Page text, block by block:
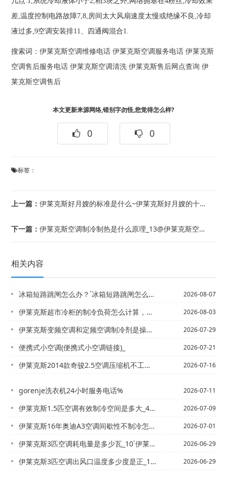
差,温度控制电路故障7,8,房间太大风扇速度太慢或绝缘不良,冷却
液过多,9空调安装排11、四通阀混合1.
搜索词：伊莱克斯空调维修电话 伊莱克斯空调服务电话 伊莱克斯
空调售后服务电话 伊莱克斯空调清洗 伊莱克斯售后网点查询 伊
莱克斯空调售后
本文更新来源网络,错别字勿怪,您觉得怎么样?
0 0
标签：
上一篇：伊莱克斯好月嫂的标准是什么~伊莱克斯好月嫂的十大特征
下一篇：伊莱克斯空调制冷制热是什么原理_13@伊莱克斯空调制冷制热是什么原理_14
相关内容
冰箱短路跳闸怎么办？`冰箱短路跳闸怎么回事？一般有三个原因 2026-08-07
伊莱克斯超市冷柜的制冷负荷怎么计算，车底滴水是空调水吗 2026-08-03
伊莱克斯变频空调和定频空调制冷剂是操作有什么不同？_1）伊莱克斯变频空调和定频空... 2026-07-29
便携式小空调(便携式小空调链接)_ 2026-07-21
伊莱克斯2014款奇骏2.5空调压缩机不工作，按 ac开关电子扇工作，压缩机不工... 2026-07-16
gorenje洗衣机24小时服务电话% 2026-07-11
伊莱克斯1.5匹空调有效制冷空间是多大_4）伊莱克斯1.5匹空调正常充多少氟利昂 2026-07-09
伊莱克斯16年奥迪A3空调间歇性不制冷怎么回事_1~伊莱克斯17款朗逸1.4T的... 2026-07-01
伊莱克斯3匹空调耗电量是多少瓦_10`伊莱克斯3匹空调耗电量是多少瓦_11 2026-06-29
伊莱克斯3匹空调出风口温度多少度是正_1{伊莱克斯3匹空调的电流多大_7 2026-06-29